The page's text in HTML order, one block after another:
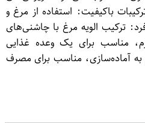
باکیفیت: استفاده از مرغ و
ترکیب الویه مرغ با چاشنی‌های
وزن مناسب: ۲۵۰ گرم، مناسب برای یک وعده غذایی
آماده‌سازی، مناسب برای مصرف